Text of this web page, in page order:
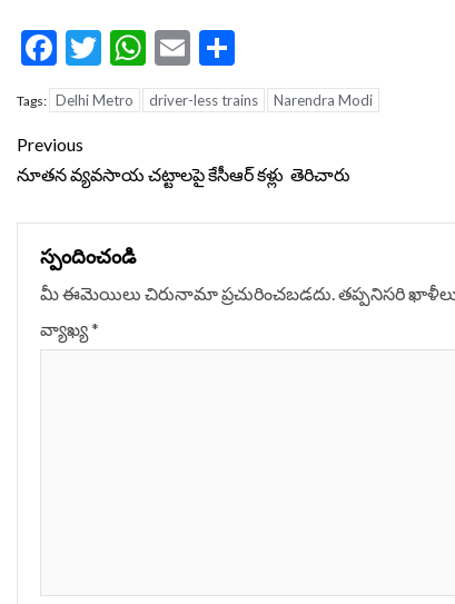
Facebook
Twitter
WhatsApp
Email
Tags: Delhi Metro driver-less trains Narendra Modi
Continue
Reading
Previous
నూతన వ్యవసాయ చట్టాలపై కేసీఆర్‌ కళ్లు తెరిచారు
స్పందించండి
మీ ఈమెయిలు చిరునామా ప్రచురించబడదు.తప్పనిసరి
వ్యాఖ్య*